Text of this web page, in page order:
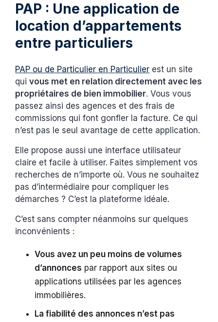
PAP : Une application de
location d’appartements
entre particuliers
PAP ou de Particulier en Particulier est un site
quivous met en relation directement avec les
propriétaires de bien immobilier. Vous vous
passez ainsi des agences et des frais de
commissions qui font gonfler la facture. Ce qui
n’est pas le seul avantage de cette application.
Elle propose aussi une interface utilisateur
claire et facile à utiliser. Faites simplement vos
recherches de n’importe où. Vous ne souhaitez
pas d’intermédiaire pour compliquer les
démarches ? C’est la plateforme idéale.
C’est sans compter néanmoins sur quelques
inconvénients :
Vous avez un peu moins de volumes
d’annonces par rapport aux sites ou
applications utilisées par les agences
immobilières.
La fiabilité des annonces n’est pas